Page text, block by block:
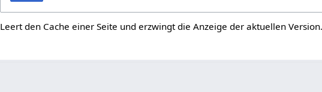
Leert den Cache einer Seite und erzwingt die Anzeige der aktuellen Version.